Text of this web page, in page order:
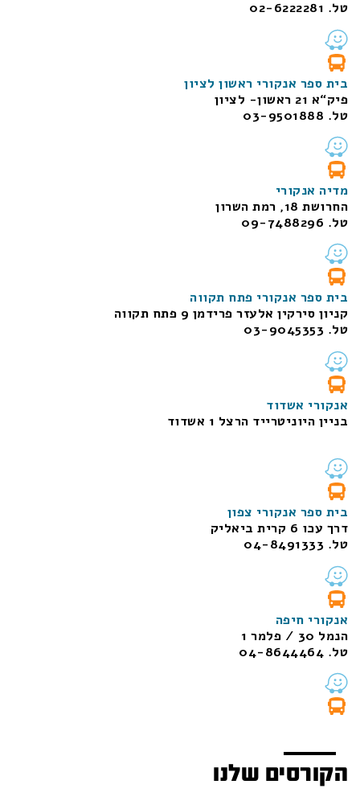
טל. 02-6222281
בית ספר אנקורי ראשון לציון
פיק“א 21 ראשון- לציון
טל. 03-9501888
מדיה אנקורי
החרושת 18, רמת השרון
טל. 09-7488296
בית ספר אנקורי פתח תקווה
קניון סירקין אלעזר פרידמן 9 פתח תקווה
טל. 03-9045353
אנקורי אשדוד
בניין היוניטרייד הרצל 1 אשדוד
בית ספר אנקורי צפון
דרך עכו 6 קרית ביאליק
טל. 04-8491333
אנקורי חיפה
הנמל 30 / פלמר 1
טל. 04-8644464
הקורסים שלנו